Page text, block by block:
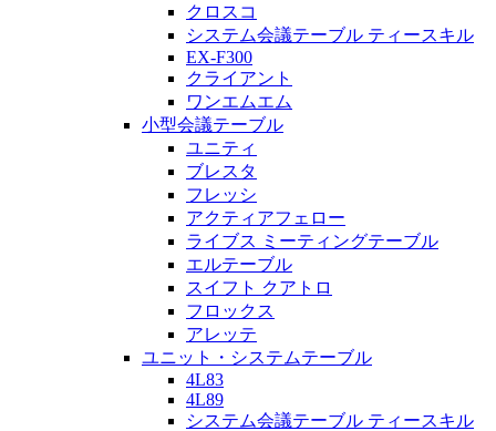
クロスコ
システム会議テーブル ティースキル
EX-F300
クライアント
ワンエムエム
小型会議テーブル
ユニティ
ブレスタ
フレッシ
アクティアフェロー
ライブス ミーティングテーブル
エルテーブル
スイフト クアトロ
フロックス
アレッテ
ユニット・システムテーブル
4L83
4L89
システム会議テーブル ティースキル